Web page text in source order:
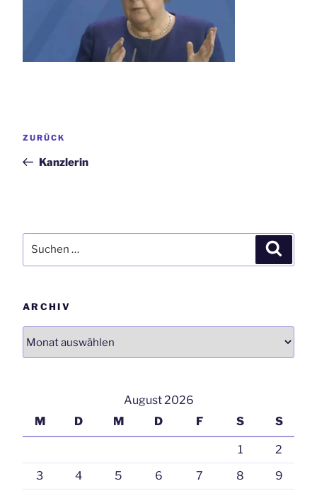
Vorheriger
ZURÜCK
Kanzlerin
nach:
ARCHIV
August 2026
M
D M D F S S
1
2
3
4 5 6 7 8 9